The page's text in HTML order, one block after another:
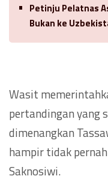
Petinju Pelatnas
Bukan ke
Wasit
pertandingan yang
dimenangkan
hampir tidak
Saknosiwi.